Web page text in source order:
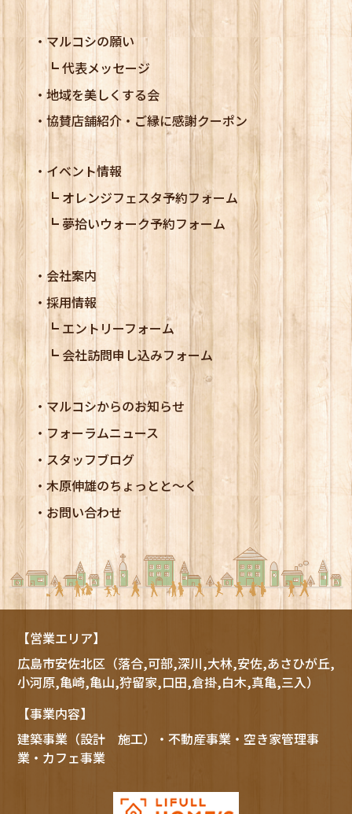
マルコシの願い
代表メッセージ
地域を美しくする会
協賛店舗紹介・ご縁に感謝クーポン
イベント情報
オレンジフェスタ予約フォーム
夢拾いウォーク予約フォーム
会社案内
採用情報
エントリーフォーム
会社訪問申し込みフォーム
マルコシからのお知らせ
フォーラムニュース
スタッフブログ
木原伸雄のちょっとと～く
お問い合わせ
【営業エリア】
広島市安佐北区（落合,可部,深川,大林,安佐,あさひが丘,
小河原,亀崎,亀山,狩留家,口田,倉掛,白木,真亀,三入）
【事業内容】
建築事業（設計 施工）・不動産事業・空き家管理事
業・カフェ事業